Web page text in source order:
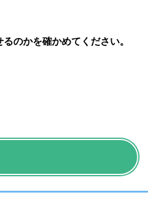
のかを確かめてください。